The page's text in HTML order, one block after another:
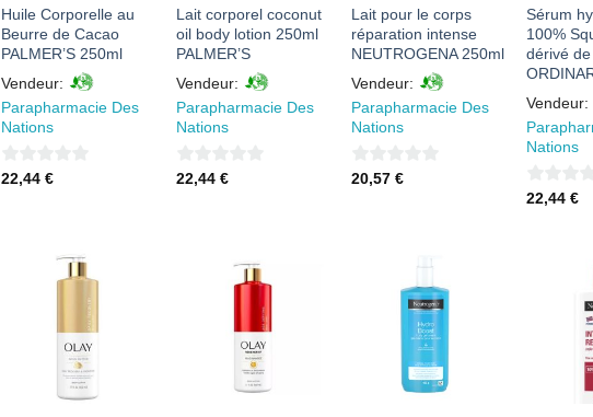
Huile Corporelle au
Beurre de Cacao
PALMER’S 250ml
Vendeur:
Parapharmacie Des
Nations
0
22,44 €
Lait corporel coconut
oil body lotion 250ml
PALMER’S
Vendeur:
Parapharmacie Des
Nations
0
22,44 €
Lait pour le corps
réparation intense
NEUTROGENA 250ml
Vendeur:
Parapharmacie Des
Nations
0
20,57 €
Sérum
100%
dérivé
Vendeur:
Nations
0
22,44 €
À MES
FAVORIS
AJOUTER
À MES
FAVORIS
AJOUTER
À MES
FAVORIS